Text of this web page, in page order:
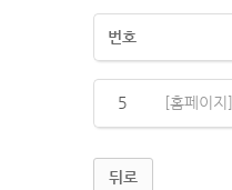
번호
5 [홈페이지]
뒤로